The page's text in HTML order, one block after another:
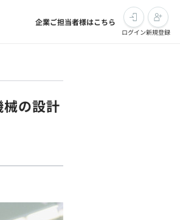
企業ご担当者様はこちら
ログイン新規登録
械の設計